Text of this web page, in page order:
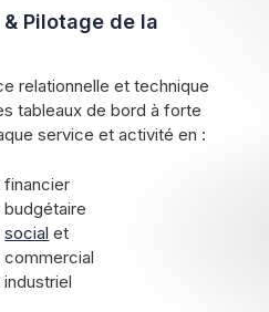
Pilotage de la
relationnelle et technique
tableaux de bord à forte
service et activité en :
social et